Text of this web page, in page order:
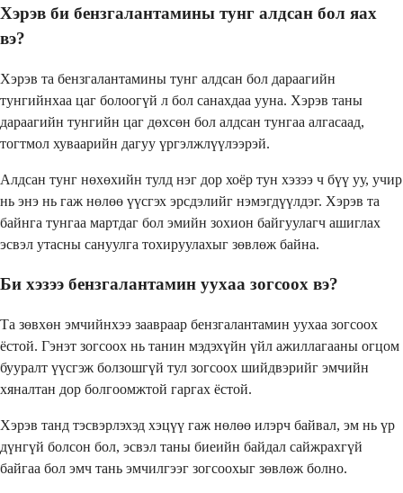
Хэрэв би бензгалантамины тунг алдсан бол яах
вэ?
Хэрэв та бензгалантамины тунг алдсан бол дараагийн
тунгийнхаа цаг болоогүй л бол санахдаа ууна. Хэрэв таны
дараагийн тунгийн цаг дөхсөн бол алдсан тунгаа алгасаад,
тогтмол хуваарийн дагуу үргэлжлүүлээрэй.
Алдсан тунг нөхөхийн тулд нэг дор хоёр тун хэзээ ч бүү уу, учир
нь энэ нь гаж нөлөө үүсгэх эрсдэлийг нэмэгдүүлдэг. Хэрэв та
байнга тунгаа мартдаг бол эмийн зохион байгуулагч ашиглах
эсвэл утасны сануулга тохируулахыг зөвлөж байна.
Би хэзээ бензгалантамин уухаа зогсоох вэ?
Та зөвхөн эмчийнхээ заавраар бензгалантамин уухаа зогсоох
ёстой. Гэнэт зогсоох нь танин мэдэхүйн үйл ажиллагааны огцом
бууралт үүсгэж болзошгүй тул зогсоох шийдвэрийг эмчийн
хяналтан дор болгоомжтой гаргах ёстой.
Хэрэв танд тэсвэрлэхэд хэцүү гаж нөлөө илэрч байвал, эм нь үр
дүнгүй болсон бол, эсвэл таны биеийн байдал сайжрахгүй
байгаа бол эмч тань эмчилгээг зогсоохыг зөвлөж болно.